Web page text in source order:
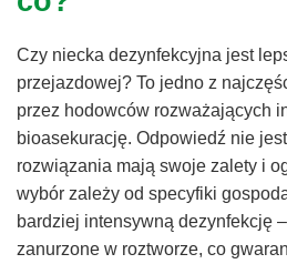
Czy niecka dezynfekcyjna jest
przejazdowej? To jedno z
przez hodowców rozważających
bioasekurację. Odpowiedź nie
rozwiązania mają swoje zalety i
wybór zależy od specyfiki
bardziej intensywną dezynfekcję
zanurzone w roztworze, co